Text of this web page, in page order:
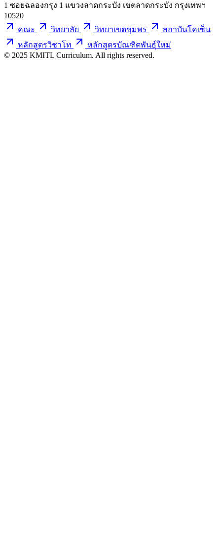
1 ซอยฉลองกรุง 1 แขวงลาดกระบัง เขตลาดกระบัง กรุงเทพฯ
10520
คณะ
วิทยาลัย วิทยาเขตชุมพร
สถาบันโคเซ็น
หลักสูตรวิชาโท
หลักสูตรบัณฑิตพันธุ์ใหม่
© 2025 KMITL Curriculum. All rights reserved.